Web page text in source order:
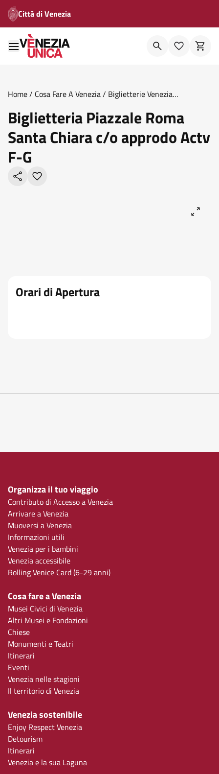
Città di Venezia
Home/ Cosa Fare A Venezia/ Biglietterie Venezia
Approdo Actv F G
Biglietteria Piazzale Roma
Santa Chiara c/o approdo Actv
F-G
Orari di Apertura
Organizza il tuo viaggio
Contributo di Accesso a Venezia
Arrivare a Venezia
Muoversi a Venezia
Informazioni utili
Venezia per i bambini
Venezia accessibile
Rolling Venice Card (6-29 anni)
Cosa fare a Venezia
Musei Civici di Venezia
Altri Musei e Fondazioni
Chiese
Monumenti e Teatri
Itinerari
Eventi
Venezia nelle stagioni
Il territorio di Venezia
Venezia sostenibile
Enjoy Respect Venezia
Detourism
Itinerari
Venezia e la sua Laguna